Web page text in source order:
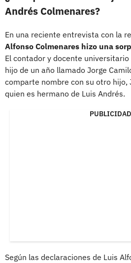
Andrés Colmenares?
En una reciente entrevista con la
Alfonso Colmenares hizo una
El contador y docente
hijo de un año llamado Jorge
comparte nombre con su otro hijo,
quien es hermano de Luis Andrés.
PUBLICIDAD
Según las declaraciones de Luis